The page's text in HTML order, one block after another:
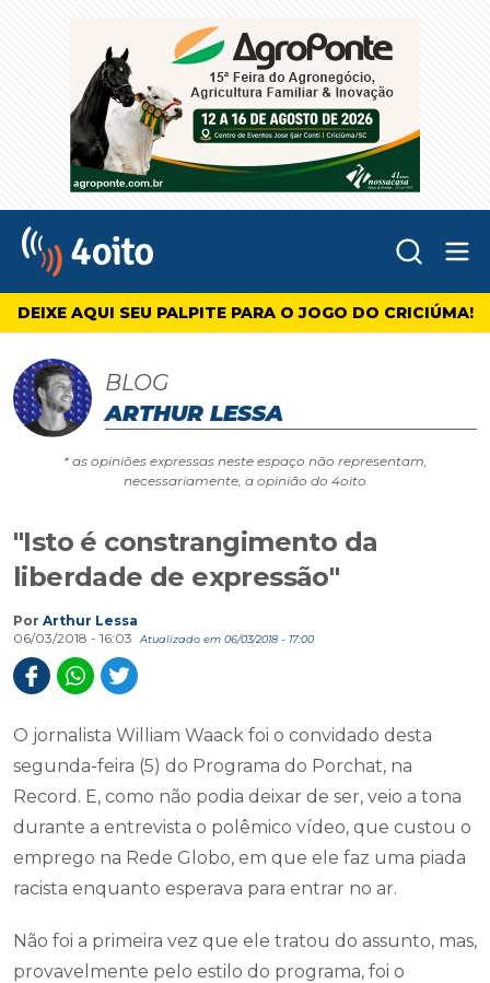
4oito
DEIXE AQUI SEU PALPITE PARA O JOGO DO CRICIÚMA!
BLOG
ARTHUR LESSA
* as opiniões expressas neste espaço não representam,
necessariamente, a opinião do 4oito
"Isto é constrangimento da
liberdade de expressão"
Por Arthur Lessa
06/03/2018 - 16:03
Atualizado em 06/03/2018 - 17:00
O jornalista William Waack foi o convidado desta
segunda-feira (5) do Programa do Porchat, na
Record. E, como não podia deixar de ser, veio a tona
durante a entrevista o polêmico vídeo, que custou o
emprego na Rede Globo, em que ele faz uma piada
racista enquanto esperava para entrar no ar.
Não foi a primeira vez que ele tratou do assunto, mas,
provavelmente pelo estilo do programa, foi o